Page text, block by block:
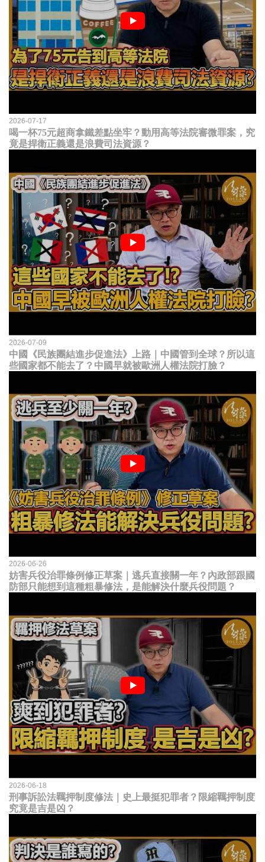
2026-07-17
喝一杯75元超商拿鐵差點坐牢？動用高等法院審微罪案，究
竟是捍衛正義還是浪費司法資源？
2026-07-09
中國《民族團結進步促進法》上路｜中國管到全球？所以這
些國家都不能去了？中國早就被歐洲人權法院打臉？
2026-06-26
妨害兵役治罪條例修正草案｜逃兵直接關一年？內政部跟國
防部只能想到這種粗暴修法，是能解決什麼兵役問題？
2026-06-18
刑事訴訟法羈押制度修法｜史上最挺犯罪者？限縮羈押制度
究竟是吉是凶？